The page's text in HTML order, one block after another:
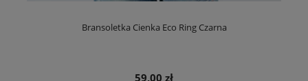
Bransoletka Cienka Eco Ring Czarna
59,00 zł